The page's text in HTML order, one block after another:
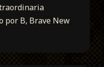
por B, Brave New